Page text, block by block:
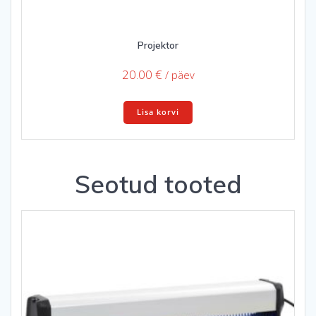
Projektor
20.00 € / päev
Lisa korvi
Seotud tooted